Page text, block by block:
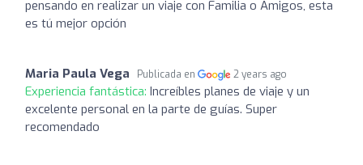
pensando en realizar un viaje con Familia o Amigos, esta
es tú mejor opción
Maria Paula Vega Publicada en 2 years ago
Experiencia fantástica: Increíbles planes de viaje y un
excelente personal en la parte de guías. Super
recomendado